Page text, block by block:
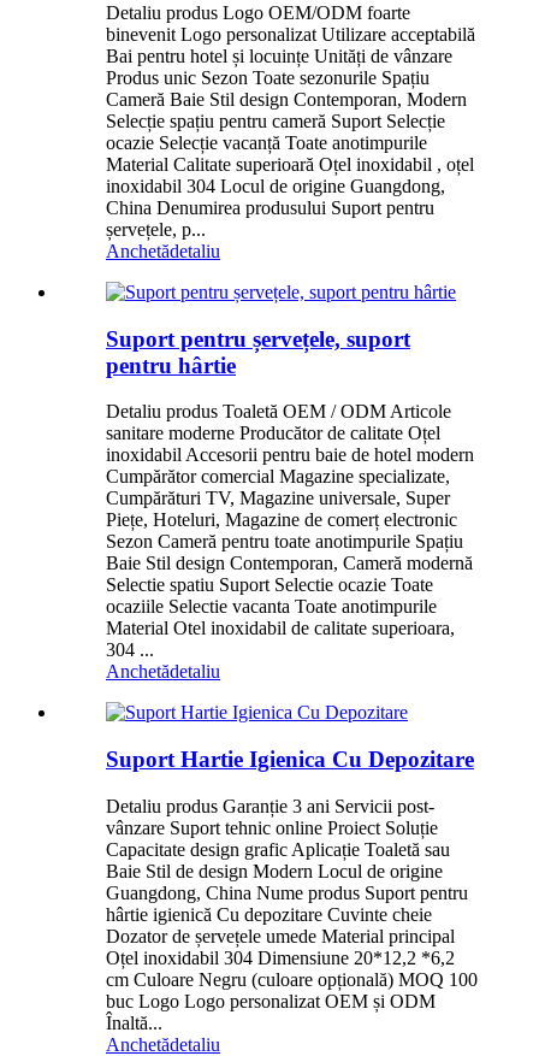
Detaliu produs Logo OEM/ODM foarte
binevenit Logo personalizat Utilizare acceptabilă
Bai pentru hotel și locuințe Unități de vânzare
Produs unic Sezon Toate sezonurile Spațiu
Cameră Baie Stil design Contemporan, Modern
Selecție spațiu pentru cameră Suport Selecție
ocazie Selecție vacanță Toate anotimpurile
Material Calitate superioară Oțel inoxidabil , oțel
inoxidabil 304 Locul de origine Guangdong,
China Denumirea produsului Suport pentru
șervețele, p...
Anchetădetaliu
Suport pentru șervețele, suport
pentru hârtie
Detaliu produs Toaletă OEM / ODM Articole
sanitare moderne Producător de calitate Oțel
inoxidabil Accesorii pentru baie de hotel modern
Cumpărător comercial Magazine specializate,
Cumpărături TV, Magazine universale, Super
Piețe, Hoteluri, Magazine de comerț electronic
Sezon Cameră pentru toate anotimpurile Spațiu
Baie Stil design Contemporan, Cameră modernă
Selectie spatiu Suport Selectie ocazie Toate
ocaziile Selectie vacanta Toate anotimpurile
Material Otel inoxidabil de calitate superioara,
304 ...
Anchetădetaliu
Suport Hartie Igienica Cu Depozitare
Detaliu produs Garanție 3 ani Servicii post-
vânzare Suport tehnic online Proiect Soluție
Capacitate design grafic Aplicație Toaletă sau
Baie Stil de design Modern Locul de origine
Guangdong, China Nume produs Suport pentru
hârtie igienică Cu depozitare Cuvinte cheie
Dozator de șervețele umede Material principal
Oțel inoxidabil 304 Dimensiune 20*12,2 *6,2
cm Culoare Negru (culoare opțională) MOQ 100
buc Logo Logo personalizat OEM și ODM
Înaltă...
Anchetădetaliu